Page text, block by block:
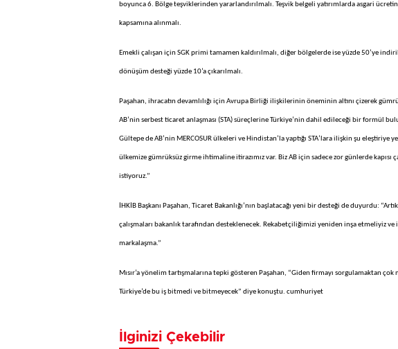
boyunca 6. Bölge teşviklerinden yararlandırılmalı. Teşvik belgeli yatırımlarda asgari
kapsamına alınmalı.
Emekli çalışan için SGK primi tamamen kaldırılmalı, diğer bölgelerde ise yüzde 50’ye
dönüşüm desteği yüzde 10’a çıkarılmalı.
Paşahan, ihracatın devamlılığı için Avrupa Birliği ilişkilerinin öneminin altını çizerek
AB’nin serbest ticaret anlaşması (STA) süreçlerine Türkiye’nin dahil edileceği bir formül
Gültepe de AB’nin MERCOSUR ülkeleri ve Hindistan’la yaptığı STA’lara ilişkin şu
ülkemize gümrüksüz girme ihtimaline itirazımız var. Biz AB için sadece zor günlerde
istiyoruz.”
İHKİB Başkanı Paşahan, Ticaret Bakanlığı’nın başlatacağı yeni bir desteği de duyurdu:
çalışmaları bakanlık tarafından desteklenecek. Rekabetçiliğimizi yeniden inşa etmeliyiz ve
markalaşma.”
Mısır’a yönelim tartışmalarına tepki gösteren Paşahan, “Giden firmayı sorgulamaktan çok
Türkiye’de bu iş bitmedi ve bitmeyecek” diye konuştu. cumhuriyet
İlginizi Çekebilir